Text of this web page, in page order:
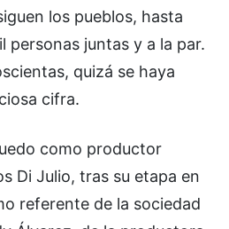
los pueblos, hasta
personas juntas y a la par.
quizá se haya
cifra.
como productor
Di Julio, tras su etapa en
referente de la sociedad